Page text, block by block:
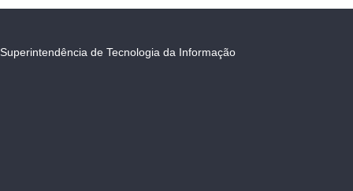
Superintendência de Tecnologia da Informação